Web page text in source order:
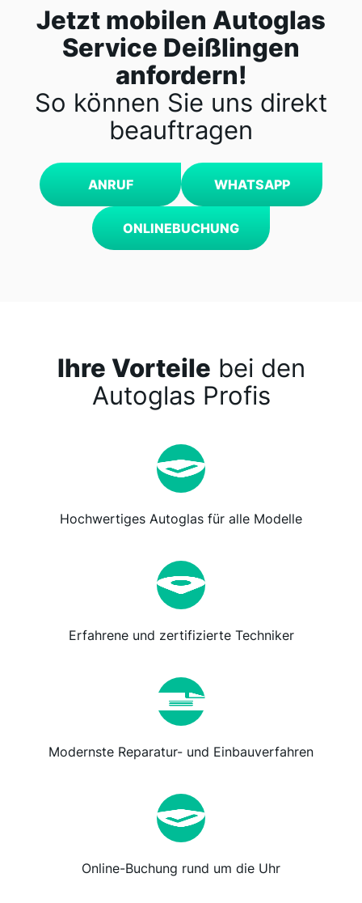
Jetzt mobilen Autoglas
Service Deißlingen
anfordern!
So können Sie uns direkt
beauftragen
ANRUF WHATSAPP
ONLINEBUCHUNG
Ihre Vorteile bei den
Autoglas Profis
Hochwertiges Autoglas für alle Modelle
Erfahrene und zertifizierte Techniker
Modernste Reparatur- und Einbauverfahren
Online-Buchung rund um die Uhr